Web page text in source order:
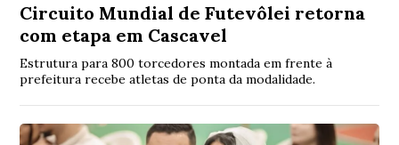
Circuito Mundial de Futevôlei retorna
com etapa em Cascavel
Estrutura para 800 torcedores montada em frente à
prefeitura recebe atletas de ponta da modalidade.